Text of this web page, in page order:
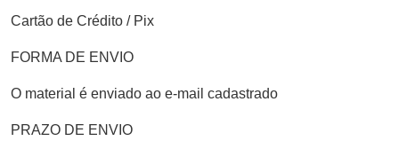
Cartão de Crédito / Pix
FORMA DE ENVIO
O material é enviado ao e-mail cadastrado
PRAZO DE ENVIO